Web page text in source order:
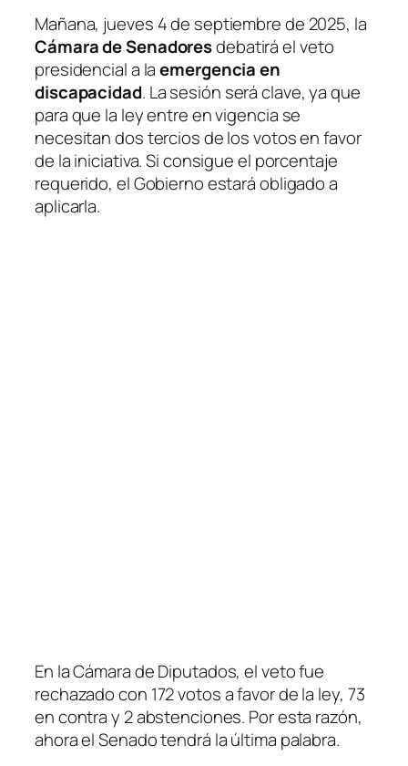
Mañana, jueves 4 de septiembre de 2025, la
Cámara de Senadoresdebatirá el veto
presidencial a laemergencia en
discapacidad. La sesión será clave, ya que
para que la ley entre en vigencia se
necesitan dos tercios de los votos en favor
de la iniciativa. Si consigue el porcentaje
requerido, el Gobierno estará obligado a
aplicarla.
En la Cámara de Diputados, el veto fue
rechazado con 172 votos a favor de la ley, 73
en contra y 2 abstenciones. Por esta razón,
ahora el Senado tendrá la última palabra.